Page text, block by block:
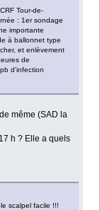
Tour-de-
: 1er sondage
importante
à ballonnet type
et enlèvement
de
d'infection
même (SAD la
h ? Elle a quels
scalpel facile !!!